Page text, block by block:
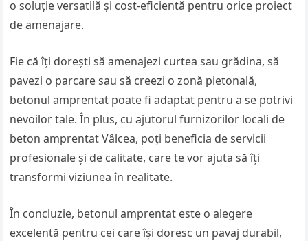
o soluție versatilă și cost-eficientă pentru orice proiect
de amenajare.
Fie că îți dorești să amenajezi curtea sau grădina, să
pavezi o parcare sau să creezi o zonă pietonală,
betonul amprentat poate fi adaptat pentru a se potrivi
nevoilor tale. În plus, cu ajutorul furnizorilor locali de
beton amprentat Vâlcea, poți beneficia de servicii
profesionale și de calitate, care te vor ajuta să îți
transformi viziunea în realitate.
În concluzie, betonul amprentat este o alegere
excelentă pentru cei care își doresc un pavaj durabil,